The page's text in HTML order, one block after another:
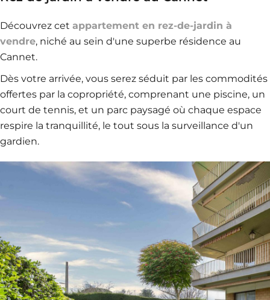
Découvrez cet appartement en rez-de-jardin à
vendre, niché au sein d'une superbe résidence au
Cannet.
Dès votre arrivée, vous serez séduit par les commodités
offertes par la copropriété, comprenant une piscine, un
court de tennis, et un parc paysagé où chaque espace
respire la tranquillité, le tout sous la surveillance d'un
gardien.